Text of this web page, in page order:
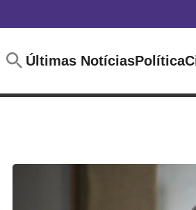
Últimas NotíciasPolítica